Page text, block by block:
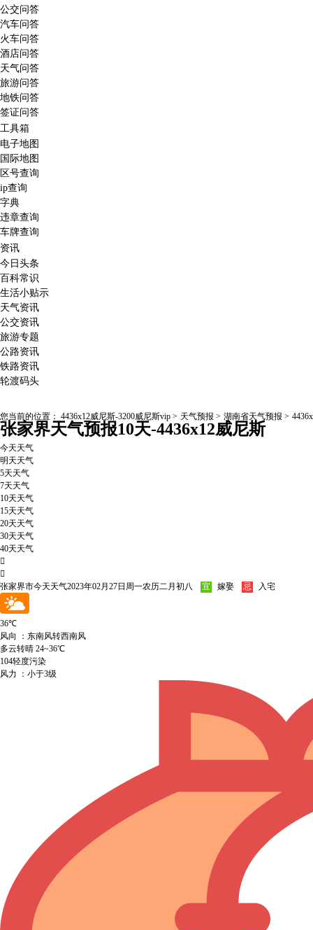
公交问答
汽车问答
火车问答
酒店问答
天气问答
旅游问答
地铁问答
签证问答
工具箱
电子地图
国际地图
区号查询
ip查询
字典
违章查询
车牌查询
资讯
今日头条
百科常识
生活小贴示
天气资讯
公交资讯
旅游专题
公路资讯
铁路资讯
轮渡码头
您当前的位置： 4436x12威尼斯-3200威尼斯vip > 天气预报 > 湖南省天气预报 >
张家界天气预报10天-4436x12威尼斯
今天天气
明天天气
5天天气
7天天气
10天天气
15天天气
20天天气
30天天气
40天天气


张家界市今天天气2023年02月27日 周一农历二月初八 宜 嫁娶 忌 入宅
36℃
风向 ：东南风转西南风
多云转晴 24~36℃
104轻度污染
风力 ：小于3级